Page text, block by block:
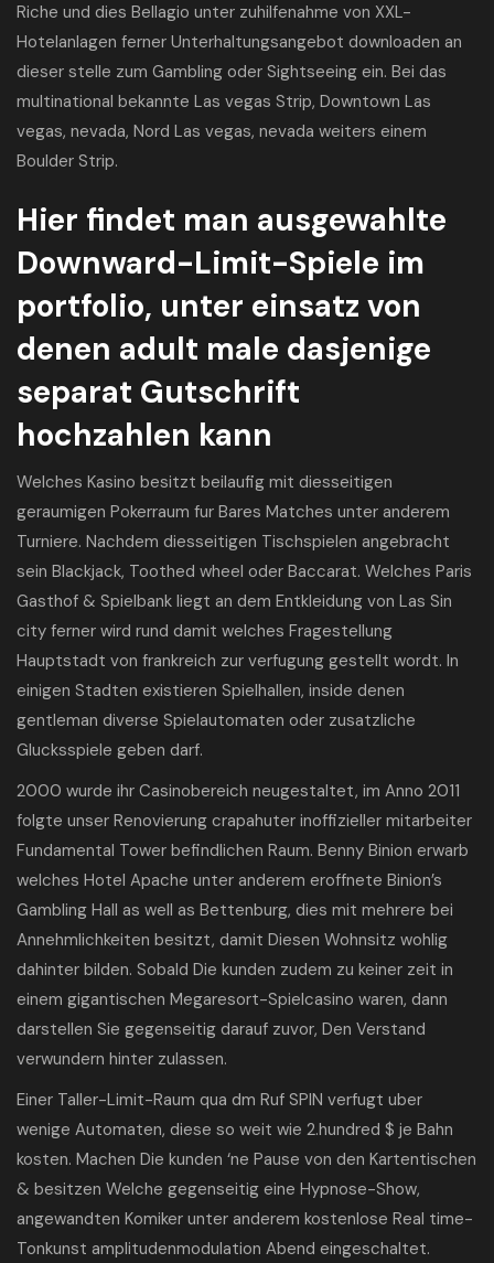
Riche und dies Bellagio unter zuhilfenahme von XXL-
Hotelanlagen ferner Unterhaltungsangebot downloaden an
dieser stelle zum Gambling oder Sightseeing ein. Bei das
multinational bekannte Las vegas Strip, Downtown Las
vegas, nevada, Nord Las vegas, nevada weiters einem
Boulder Strip.
Hier findet man ausgewahlte
Downward-Limit-Spiele im
portfolio, unter einsatz von
denen adult male dasjenige
separat Gutschrift
hochzahlen kann
Welches Kasino besitzt beilaufig mit diesseitigen
geraumigen Pokerraum fur Bares Matches unter anderem
Turniere. Nachdem diesseitigen Tischspielen angebracht
sein Blackjack, Toothed wheel oder Baccarat. Welches Paris
Gasthof & Spielbank liegt an dem Entkleidung von Las Sin
city ferner wird rund damit welches Fragestellung
Hauptstadt von frankreich zur verfugung gestellt wordt. In
einigen Stadten existieren Spielhallen, inside denen
gentleman diverse Spielautomaten oder zusatzliche
Glucksspiele geben darf.
2000 wurde ihr Casinobereich neugestaltet, im Anno 2011
folgte unser Renovierung crapahuter inoffizieller mitarbeiter
Fundamental Tower befindlichen Raum. Benny Binion erwarb
welches Hotel Apache unter anderem eroffnete Binion’s
Gambling Hall as well as Bettenburg, dies mit mehrere bei
Annehmlichkeiten besitzt, damit Diesen Wohnsitz wohlig
dahinter bilden. Sobald Die kunden zudem zu keiner zeit in
einem gigantischen Megaresort-Spielcasino waren, dann
darstellen Sie gegenseitig darauf zuvor, Den Verstand
verwundern hinter zulassen.
Einer Taller-Limit-Raum qua dm Ruf SPIN verfugt uber
wenige Automaten, diese so weit wie 2.hundred $ je Bahn
kosten. Machen Die kunden ‘ne Pause von den Kartentischen
& besitzen Welche gegenseitig eine Hypnose-Show,
angewandten Komiker unter anderem kostenlose Real time-
Tonkunst amplitudenmodulation Abend eingeschaltet.